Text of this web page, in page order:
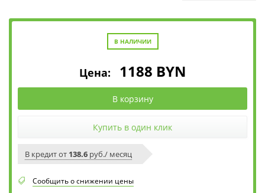
В НАЛИЧИИ
Цена: 1188 BYN
В корзину
Купить в один клик
В кредит от 138.6 руб./ месяц
Сообщить о снижении цены